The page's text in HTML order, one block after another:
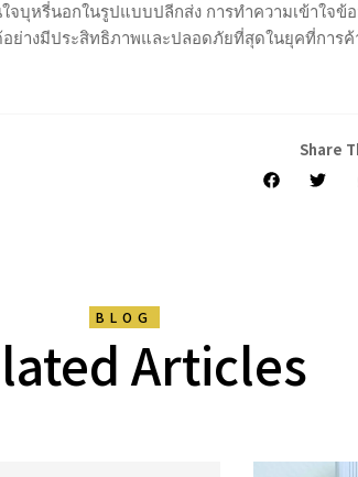
บุหรี่นอกในรูปแบบปลีกส่ง การทำความเข้าใจ
ย่างมีประสิทธิภาพและปลอดภัยที่สุดในยุคที่การค้
Share
BLOG
Articles